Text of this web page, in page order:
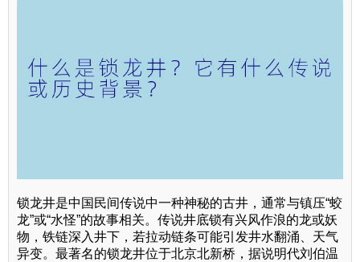
锁龙井是中国民间传说中一种神秘的古井，通常与镇压“蛟
龙”或“水怪”的故事相关。传说井底锁有兴风作浪的龙或妖
物，铁链深入井下，若拉动链条可能引发井水翻涌、天气
异变。最著名的锁龙井位于北京北新桥，据说明代刘伯温